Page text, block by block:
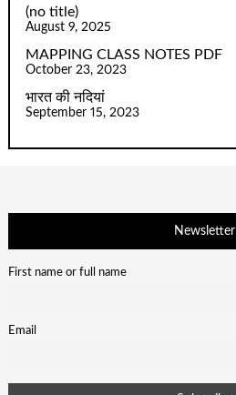
(no title)
August 9, 2025
MAPPING CLASS NOTES PDF
October 23, 2023
भारत की नदियां
September 15, 2023
Newsletter
First name or full name
Email